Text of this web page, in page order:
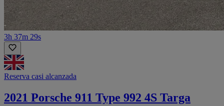
3h 37m 29s
Reserva casi alcanzada
2021 Porsche 911 Type 992 4S Targa